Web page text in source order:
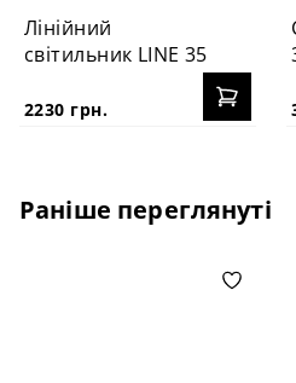
Лінійний
світильник LINE 35
2230 грн.
Раніше переглянуті